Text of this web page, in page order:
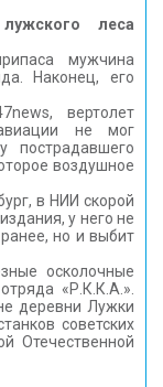
леса
мужчина
Наконец, его
вертолет
не мог
пострадавшего
воздушное
в НИИ скорой
у него не
но и выбит
осколочные
«Р.К.К.А.».
деревни Лужки
советских
Отечественной